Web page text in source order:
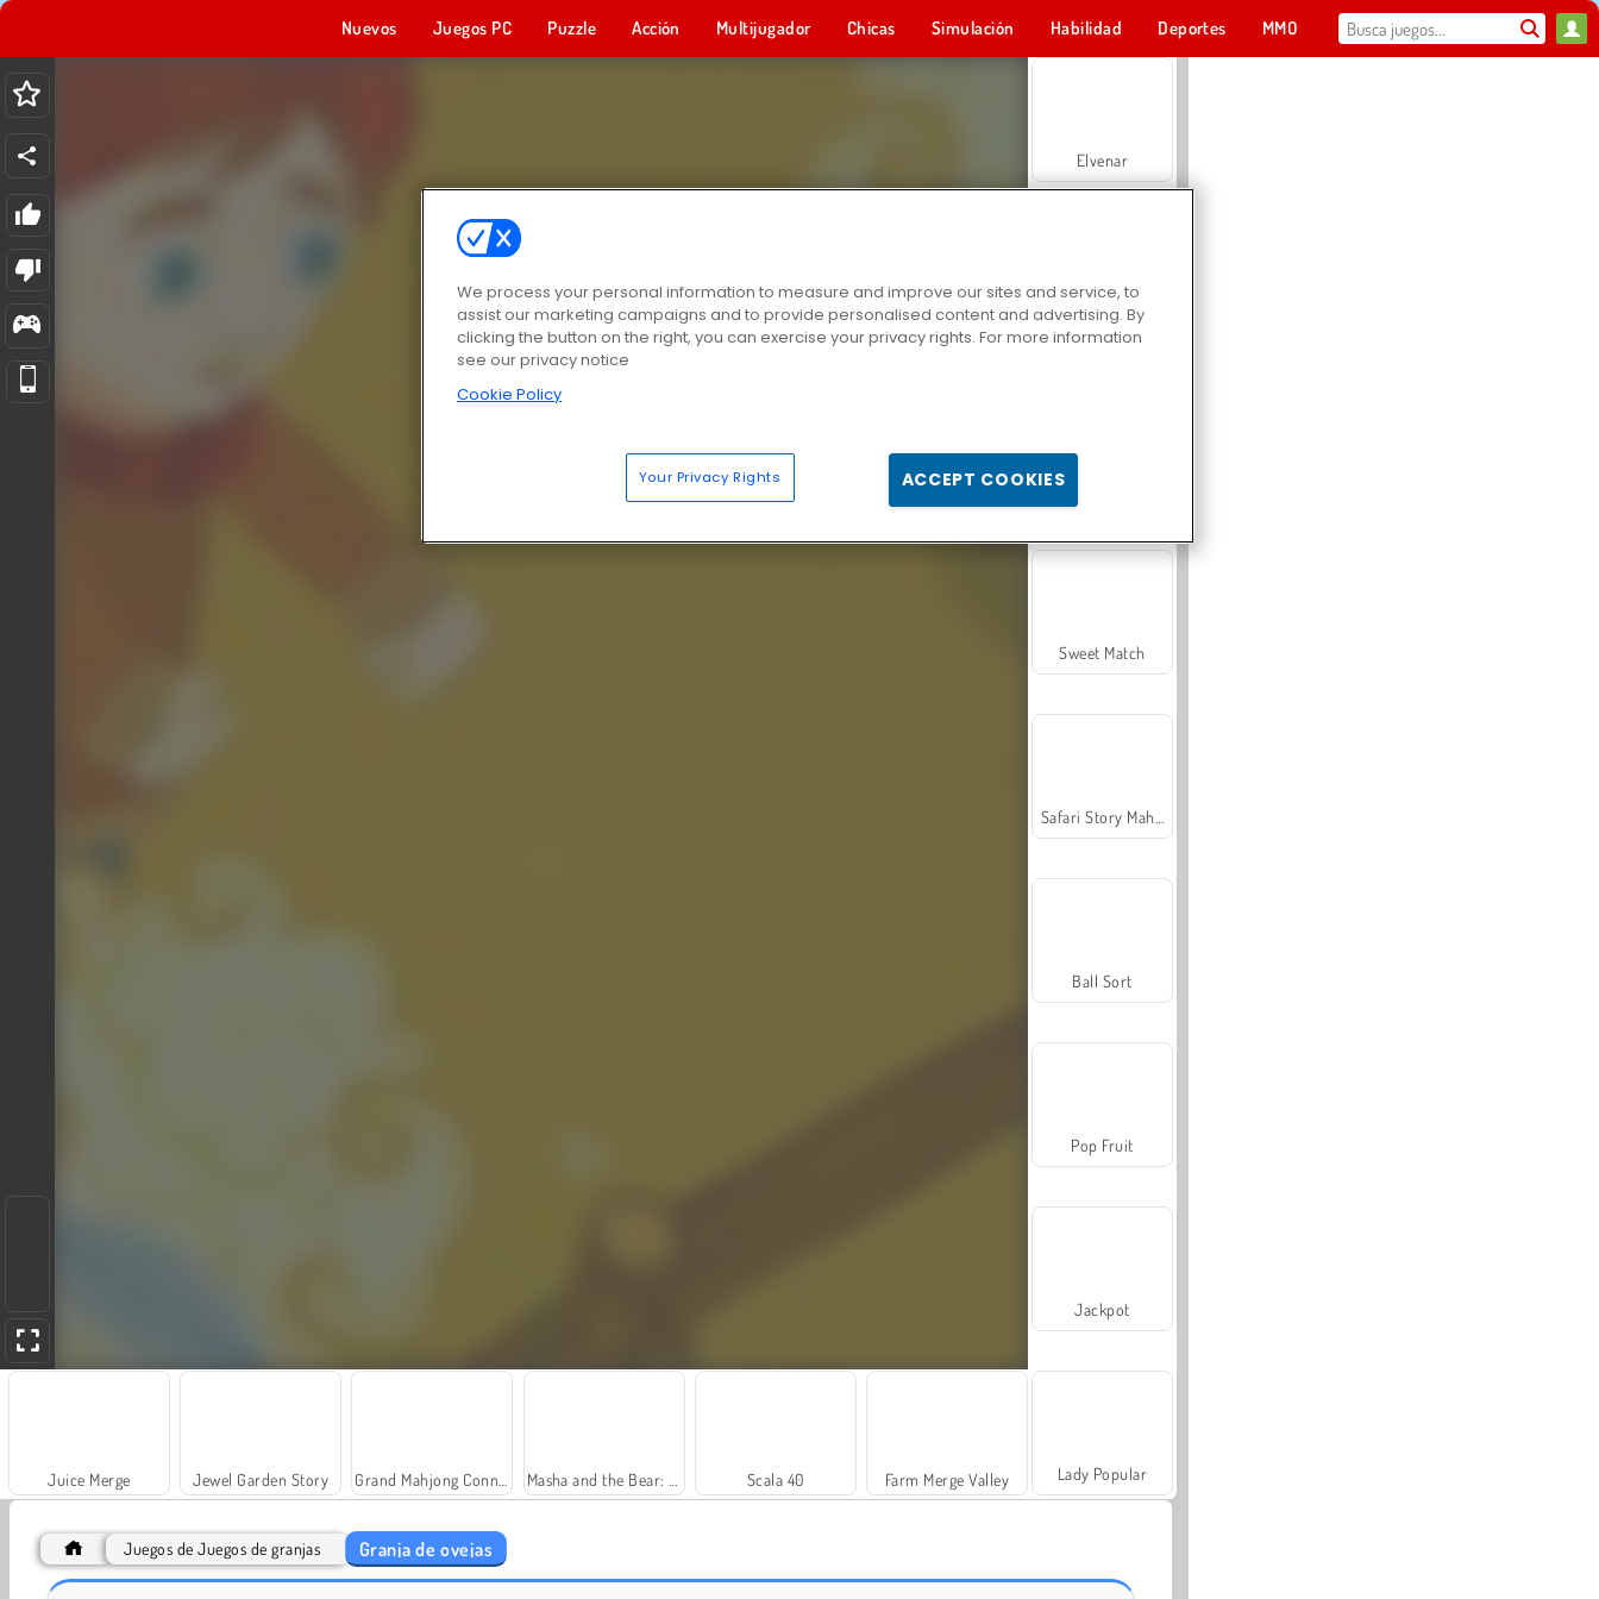
Nuevos Juegos PC Puzzle Acción Multijugador Chicas Simulación Habilidad Deportes MMO
Juice Merge Jewel Garden Story Scala 40 Farm Merge Valley
Elvenar
Sweet Match
Ball Sort
Pop Fruit
Jackpot
Lady Popular
Juegos de Juegos de granjas Granja de ovejas
We process your personal information to measure and improve our sites and service, to
assist our marketing campaigns and to provide personalised content and advertising. By
clicking the button on the right, you can exercise your privacy rights. For more information
see our privacy notice
Cookie Policy
Your Privacy Rights ACCEPT COOKIES